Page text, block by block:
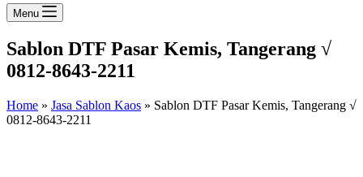
Menu
Sablon DTF Pasar Kemis, Tangerang √
0812-8643-2211
Home » Jasa Sablon Kaos » Sablon DTF Pasar Kemis, Tangerang √
0812-8643-2211